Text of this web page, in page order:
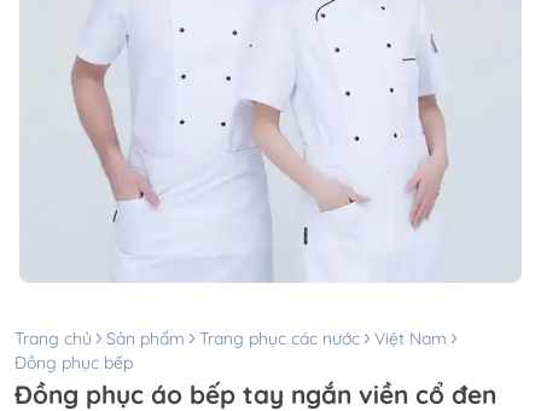
Trang chủ Sản phẩm Trang phục các nước
Việt Nam
Đồng phục bếp
Đồng phục áo bếp tay ngắn viền cổ đen